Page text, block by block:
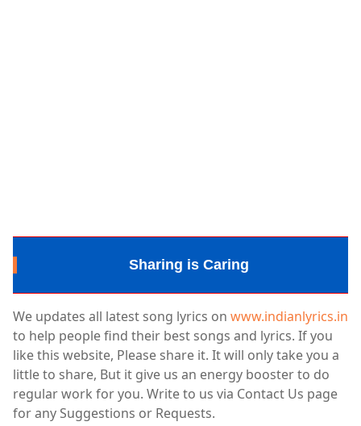
Sharing is Caring
We updates all latest song lyrics on www.indianlyrics.in
to help people find their best songs and lyrics. If you
like this website, Please share it. It will only take you a
little to share, But it give us an energy booster to do
regular work for you. Write to us via Contact Us page
for any Suggestions or Requests.